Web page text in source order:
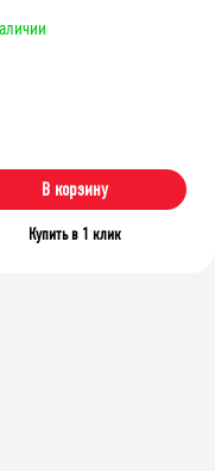
В корзину
Купить в 1 клик